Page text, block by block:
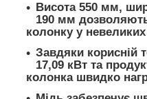
Висота 550 мм,
190 мм
колонку у
Завдяки корисній
17,09 кВт та
колонка швидко